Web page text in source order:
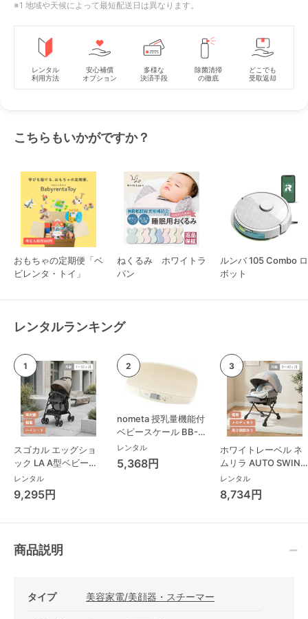
※1 地域や天候によって最短配送日は異なります。
レンタル
利用方法
安心補償
オプション
多様な
決済手段
除菌清掃
の徹底
どこでも
受取返却
こちらもいかがですか？
おもちゃの定期便「ベ
ビレンタ・トイ」
ねくるみ ホワイトラ
パン
ルンバ 105 Combo ロ
ボット
レンタルランキング
スゴカル エッグショ
ック LA A型ベビーカ
ー コンビ(Combi)
レンタル
9,295円
nometa 授乳量機能付
ベビースケール BB-
105 タニタ(TANITA)
ベビースケール・体重
計
レンタル
5,368円
ホワイトレーベル ネ
ムリラ AUTO SWING
BEDi Long スリープ
シェル EG コンビ
(Combi) ハイローチ
レンタル
8,734円
商品説明
タイプ 美容家電/美顔器・スチーマー